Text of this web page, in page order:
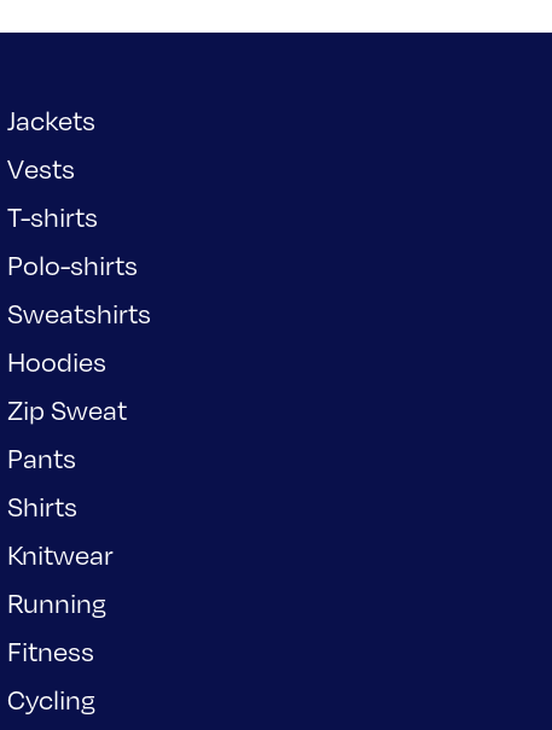
Jackets
Vests
T-shirts
Polo-shirts
Sweatshirts
Hoodies
Zip Sweat
Pants
Shirts
Knitwear
Running
Fitness
Cycling